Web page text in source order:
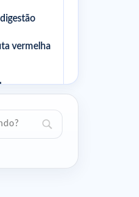
vermelha
ao
que